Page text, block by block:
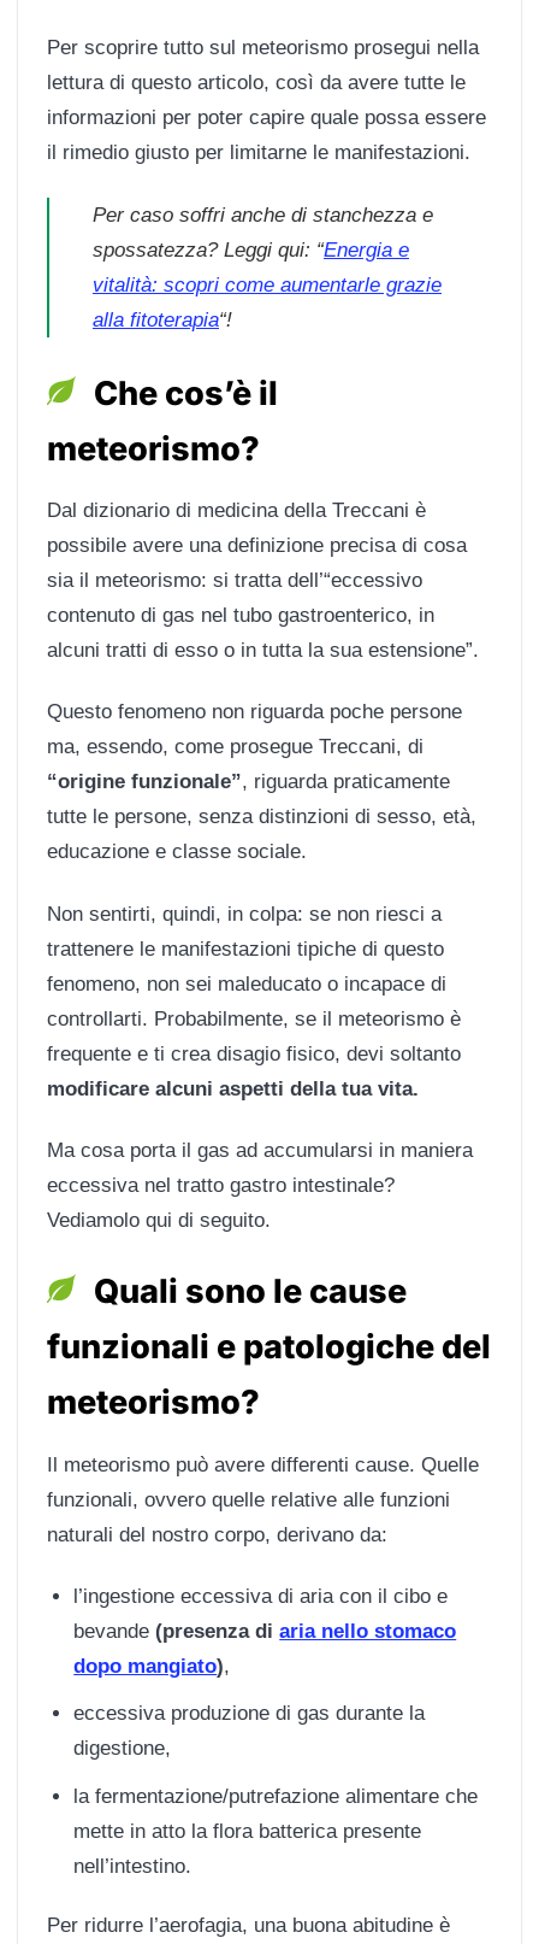
Per scoprire tutto sul meteorismo prosegui nella
lettura di questo articolo, così da avere tutte le
informazioni per poter capire quale possa essere
il rimedio giusto per limitarne le manifestazioni.
Per caso soffri anche di stanchezza e
spossatezza? Leggi qui: “Energia e
vitalità: scopri come aumentarle grazie
alla fitoterapia“!
Che cos’è il
meteorismo?
Dal dizionario di medicina della Treccani è
possibile avere una definizione precisa di cosa
sia il meteorismo: si tratta dell’“eccessivo
contenuto di gas nel tubo gastroenterico, in
alcuni tratti di esso o in tutta la sua estensione”.
Questo fenomeno non riguarda poche persone
ma, essendo, come prosegue Treccani, di
“origine funzionale”, riguarda praticamente
tutte le persone, senza distinzioni di sesso, età,
educazione e classe sociale.
Non sentirti, quindi, in colpa: se non riesci a
trattenere le manifestazioni tipiche di questo
fenomeno, non sei maleducato o incapace di
controllarti. Probabilmente, se il meteorismo è
frequente e ti crea disagio fisico, devi soltanto
modificare alcuni aspetti della tua vita.
Ma cosa porta il gas ad accumularsi in maniera
eccessiva nel tratto gastro intestinale?
Vediamolo qui di seguito.
Quali sono le cause
funzionali e patologiche del
meteorismo?
Il meteorismo può avere differenti cause. Quelle
funzionali, ovvero quelle relative alle funzioni
naturali del nostro corpo, derivano da:
l’ingestione eccessiva di aria con il cibo e
bevande(presenza diaria nello stomaco
dopo mangiato),
eccessiva produzione di gas durante la
digestione,
la fermentazione/putrefazione alimentare che
mette in atto la flora batterica presente
nell’intestino.
Per ridurre l’aerofagia, una buona abitudine è